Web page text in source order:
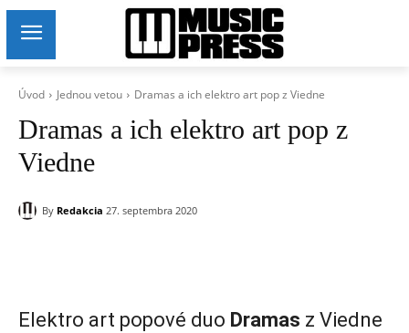
Úvod Jednou vetou Dramas a ich elektro art pop z Viedne
Dramas a ich elektro art pop z
Viedne
By Redakcia 27. septembra 2020
Elektro art popové duo Dramas z Viedne